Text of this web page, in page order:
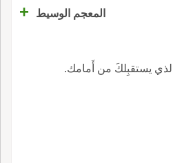
المعجم الوسيط +
يستقبِلكَ من أَمامك.